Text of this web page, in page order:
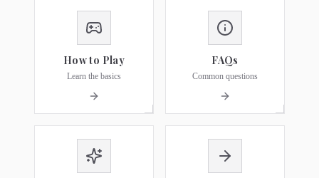
How to Play
Learn the basics
FAQs
Common questions